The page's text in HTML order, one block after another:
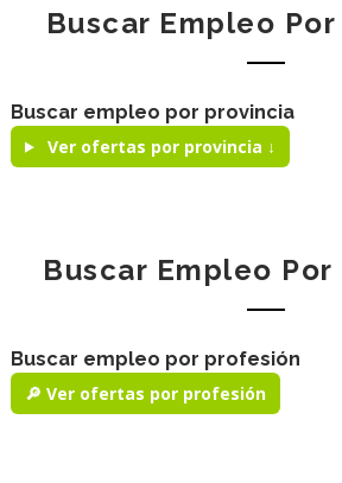
Buscar Empleo
Buscar empleo por provincia
Ver ofertas por provincia ↓
Buscar Empleo
Buscar empleo por profesión
🔎 Ver ofertas por profesión